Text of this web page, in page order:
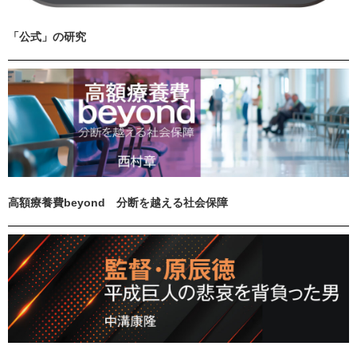
「公式」の研究
高額療養費beyond 分断を越える社会保障